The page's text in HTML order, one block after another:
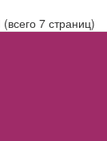
7 страниц)